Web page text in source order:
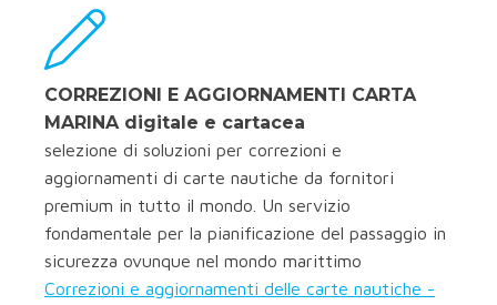
CORREZIONI E AGGIORNAMENTI CARTA
MARINA digitale e cartacea
selezione di soluzioni per correzioni e
aggiornamenti di carte nautiche da fornitori
premium in tutto il mondo. Un servizio
fondamentale per la pianificazione del passaggio in
sicurezza ovunque nel mondo marittimo
Correzioni e aggiornamenti delle carte nautiche -